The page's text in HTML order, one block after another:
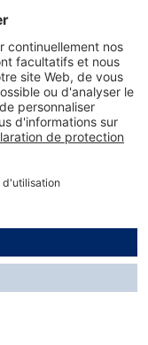
sont pas inclus
Des frais